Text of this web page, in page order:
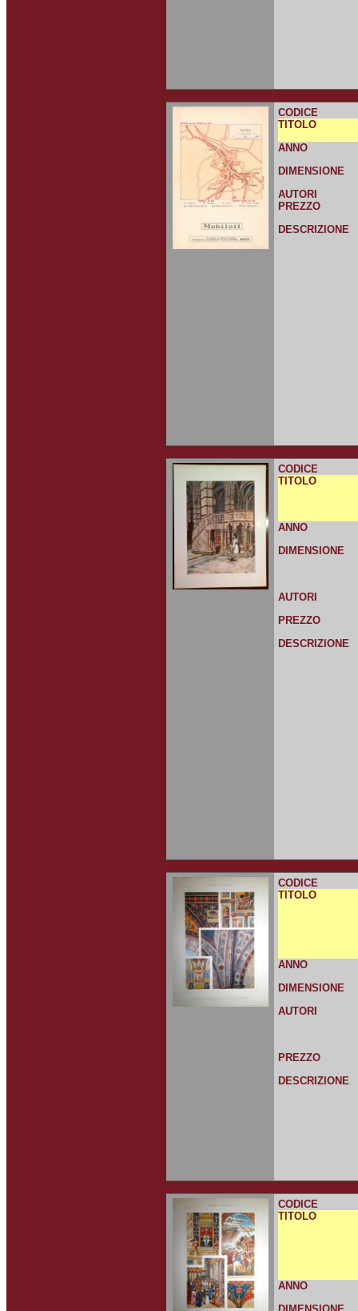
CODICE
TITOLO
ANNO
DIMENSIONE
AUTORI
PREZZO
DESCRIZIONE
CODICE
TITOLO
ANNO
DIMENSIONE
AUTORI
PREZZO
DESCRIZIONE
CODICE
TITOLO
ANNO
DIMENSIONE
AUTORI
PREZZO
DESCRIZIONE
CODICE
TITOLO
ANNO